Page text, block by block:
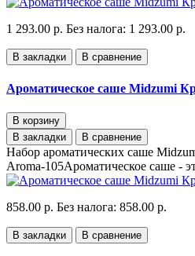
1 293.00 р. Без налога: 1 293.00 р.
В закладки В сравнение
Ароматическое саше Midzumi
В корзину
В закладки
В сравнение
Набор ароматических саше
Aroma-105Ароматическое саше -
858.00 р. Без налога: 858.00 р.
В закладки В сравнение